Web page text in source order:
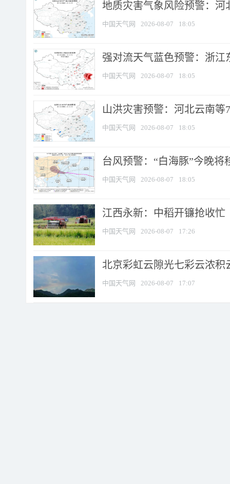
地质灾害气象风险预警：河
中国天气网 2026-08-07 18:05
强对流天气蓝色预警：浙江
中国天气网 2026-08-07 18:05
山洪灾害预警：河北云南
中国天气网 2026-08-07 18:05
台风预警：“白海豚”今晚将
中国天气网 2026-08-07 18:05
江西永新：中稻开镰抢收忙
中国天气网 2026-08-07 17:26
北京彩虹云隙光七彩云浓积
中国天气网 2026-08-07 17:07